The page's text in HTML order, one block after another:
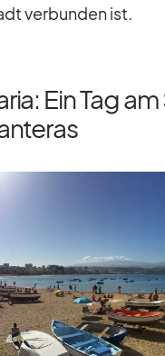
ver­bun­den ist.
Ein Tag